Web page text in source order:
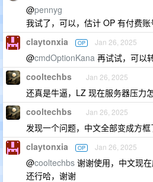
@pennyg
我试了，可以，估计 OP 有付费账
claytonxia OP Jan 26, 2025
@cmdOptionKana 再试试，可以
cooltechbs Jan 26, 2025
还真是牛逼，LZ 现在服务器压力
cooltechbs Jan 26, 2025
发现一个问题，中文全部变成方
claytonxia OP Jan 26, 2025
@cooltechbs 谢谢使用，中文现
还行哈，谢谢